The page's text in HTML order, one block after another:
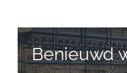
Benieuwd